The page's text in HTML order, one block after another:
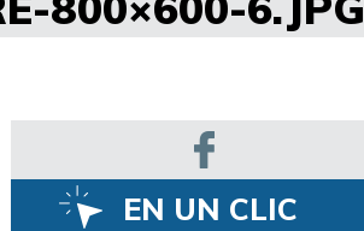
EN UN CLIC